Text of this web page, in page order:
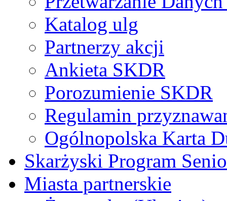
Katalog ulg
Partnerzy akcji
Ankieta SKDR
Porozumienie SKDR
Regulamin
Ogólnopolska Karta
Skarżyski Program
Miasta partnerskie